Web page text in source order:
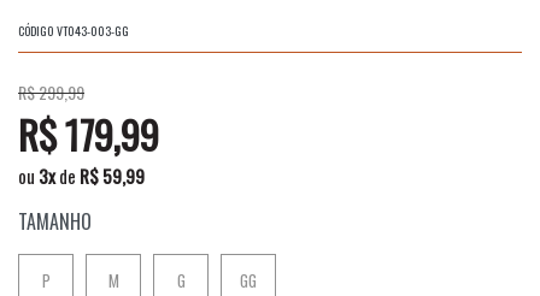
CÓDIGO VT043-003-GG
R$ 299,99
R$ 179,99
ou 3xde R$ 59,99
TAMANHO
P M G GG